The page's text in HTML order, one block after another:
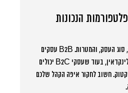
הנכונות
הבחירה תלויה בקהל היעד, סוג העסק, והמטרות. B2B עסקים
בדרך כלל מצליחים יותר בלינקדאין, בעוד שעסקי B2C יכולים
חשוב לחקור איפה הקהל שלכם